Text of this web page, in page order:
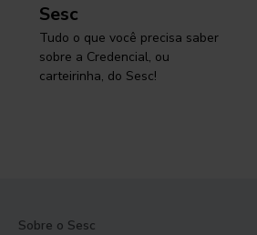
Sesc
Tudo o que você precisa saber
sobre a Credencial, ou
carteirinha, do Sesc!
Sobre o Sesc